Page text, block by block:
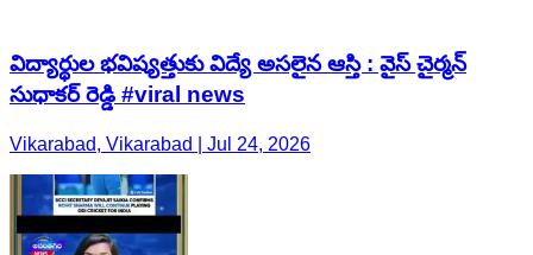
విద్యార్థుల భవిష్యత్తుకు విద్యే అసలైన ఆస్తి : వైస్ చైర్మన్
సుధాకర్ రెడ్డి #viral news
Vikarabad, Vikarabad | Jul 24, 2026